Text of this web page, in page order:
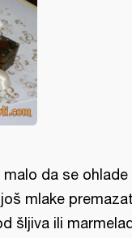
da se ohlade
mlake
šljiva ili